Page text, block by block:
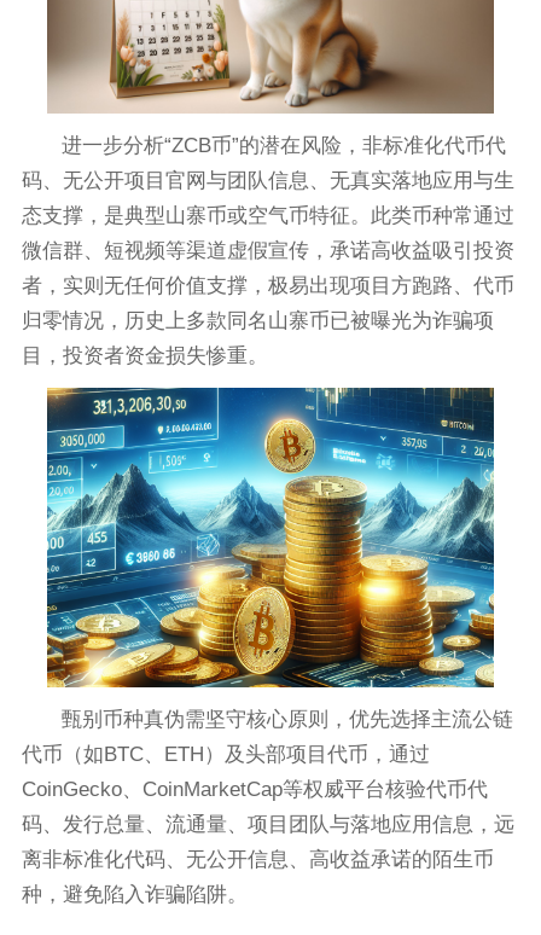
进一步分析“ZCB币”的潜在风险，非标准化代币代
码、无公开项目官网与团队信息、无真实落地应用与生
态支撑，是典型山寨币或空气币特征。此类币种常通过
微信群、短视频等渠道虚假宣传，承诺高收益吸引投资
者，实则无任何价值支撑，极易出现项目方跑路、代币
归零情况，历史上多款同名山寨币已被曝光为诈骗项
目，投资者资金损失惨重。
甄别币种真伪需坚守核心原则，优先选择主流公链
代币（如BTC、ETH）及头部项目代币，通过
CoinGecko、CoinMarketCap等权威平台核验代币代
码、发行总量、流通量、项目团队与落地应用信息，远
离非标准化代码、无公开信息、高收益承诺的陌生币
种，避免陷入诈骗陷阱。